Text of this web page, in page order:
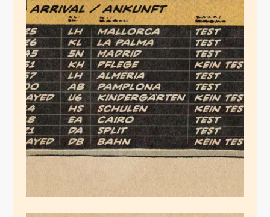
Ankunft der
Systemrelevanten
Juli 27, 2020